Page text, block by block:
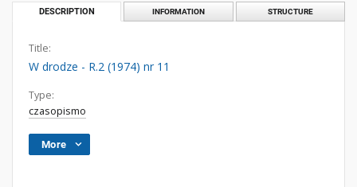
DESCRIPTION INFORMATION STRUCTURE
Title:
W drodze - R.2 (1974) nr 11
Type:
czasopismo
More